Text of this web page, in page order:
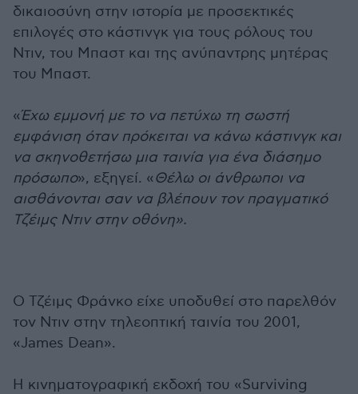
δικαιοσύνη στην ιστορία με προσεκτικές
επιλογές στο κάστινγκ για τους ρόλους του
Ντιν, του Μπαστ και της ανύπαντρης μητέρας
του Μπαστ.
«Έχω εμμονή με το να πετύχω τη σωστή
εμφάνιση όταν πρόκειται να κάνω κάστινγκ και
να σκηνοθετήσω μια ταινία για ένα διάσημο
πρόσωπο», εξηγεί. «Θέλω οι άνθρωποι να
αισθάνονται σαν να βλέπουν τον πραγματικό
Τζέιμς Ντιν στην οθόνη».
Ο Τζέιμς Φράνκο είχε υποδυθεί στο παρελθόν
τον Ντιν στην τηλεοπτική ταινία του 2001,
«James Dean».
Η κινηματογραφική εκδοχή του «Surviving